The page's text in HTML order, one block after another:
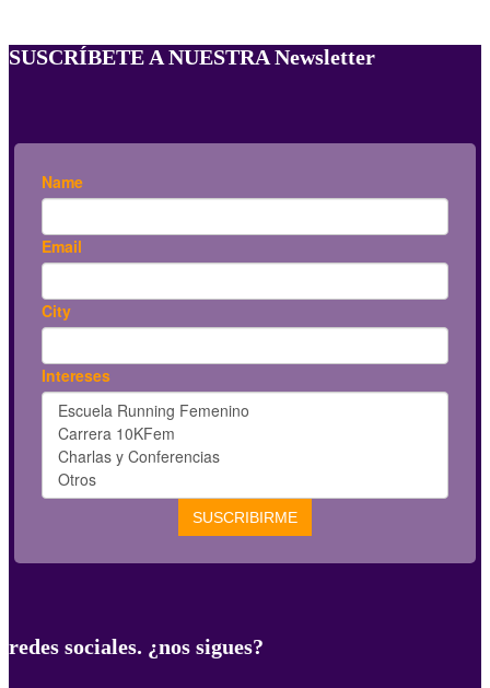
SUSCRÍBETE A NUESTRA Newsletter
redes sociales. ¿nos sigues?